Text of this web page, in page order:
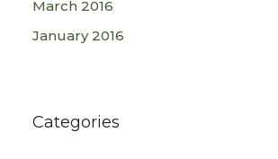
March 2016
January 2016
Categories